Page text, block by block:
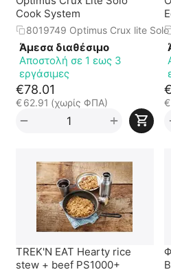
Cook System
8019749 Optimus Crux lite
Άμεσα διαθέσιμο
Αποστολή σε 1 εως 3
εργάσιμες
€78.01
€ 62.91 (χωρίς ΦΠΑ)
+
−
€
€
TREK'N EAT Hearty rice
stew + beef PS1000+